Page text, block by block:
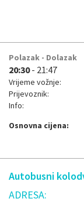
Polazak - Dolazak
20:30- 21:47
Vrijeme vožnje:
Prijevoznik:
Info:
Osnovna cijena:
Autobusni
ADRESA: